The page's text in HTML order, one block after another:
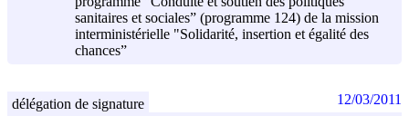
sanitaires et sociales” (programme 124) de la mission
interministérielle "Solidarité, insertion et égalité des
chances”
délégation de signature 12/03/2011